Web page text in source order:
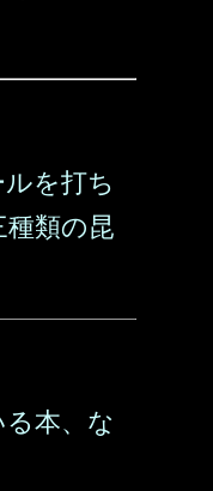
を打ち
類の昆
本、な